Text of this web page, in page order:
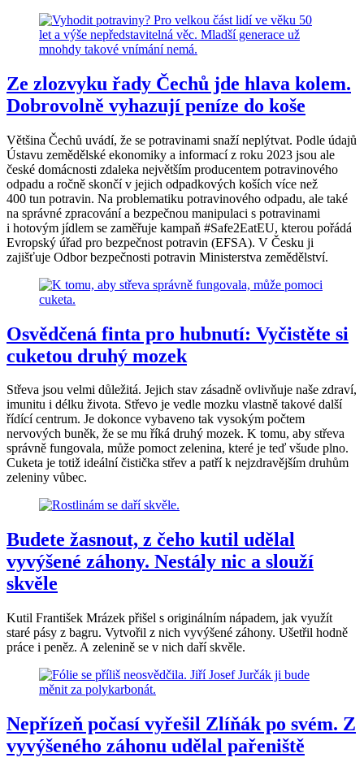
Ze zlozvyku řady Čechů jde hlava kolem.
Dobrovolně vyhazují peníze do koše
Většina Čechů uvádí, že se potravinami snaží neplýtvat. Podle údajů
Ústavu zemědělské ekonomiky a informací z roku 2023 jsou ale
české domácnosti zdaleka největším producentem potravinového
odpadu a ročně skončí v jejich odpadkových koších více než
400 tun potravin. Na problematiku potravinového odpadu, ale také
na správné zpracování a bezpečnou manipulaci s potravinami
i hotovým jídlem se zaměřuje kampaň #Safe2EatEU, kterou pořádá
Evropský úřad pro bezpečnost potravin (EFSA). V Česku ji
zajišťuje Odbor bezpečnosti potravin Ministerstva zemědělství.
Osvědčená finta pro hubnutí: Vyčistěte si
cuketou druhý mozek
Střeva jsou velmi důležitá. Jejich stav zásadně ovlivňuje naše zdraví,
imunitu i délku života. Střevo je vedle mozku vlastně takové další
řídící centrum. Je dokonce vybaveno tak vysokým počtem
nervových buněk, že se mu říká druhý mozek. K tomu, aby střeva
správně fungovala, může pomoct zelenina, které je teď všude plno.
Cuketa je totiž ideální čistička střev a patří k nejzdravějším druhům
zeleniny vůbec.
Budete žasnout, z čeho kutil udělal
vyvýšené záhony. Nestály nic a slouží
skvěle
Kutil František Mrázek přišel s originálním nápadem, jak využít
staré pásy z bagru. Vytvořil z nich vyvýšené záhony. Ušetřil hodně
práce i peněz. A zelenině se v nich daří skvěle.
Nepřízeň počasí vyřešil Zlíňák po svém. Z
vyvýšeného záhonu udělal pařeniště